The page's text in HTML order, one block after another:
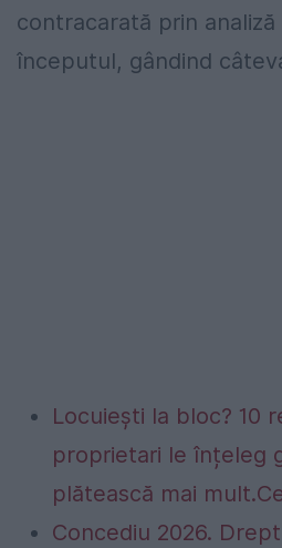
contracarată prin analiză
începutul, gândind
Locuiești la bloc? 10
proprietari le înțeleg
plătească mai
Concediu 2026.